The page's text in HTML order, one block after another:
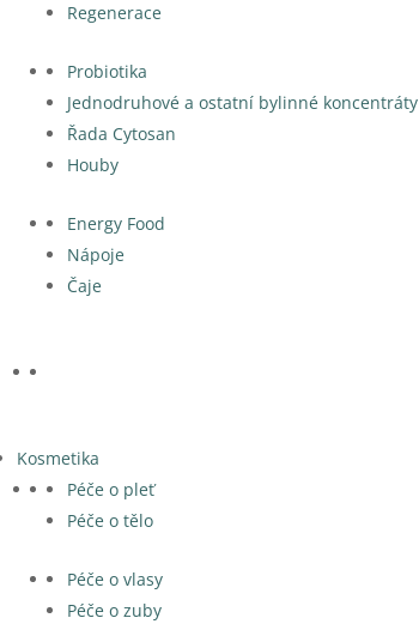
Regenerace
Probiotika
Jednodruhové a ostatní bylinné koncentráty
Řada Cytosan
Houby
Energy Food
Nápoje
Čaje
Kosmetika
Péče o pleť
Péče o tělo
Péče o vlasy
Péče o zuby